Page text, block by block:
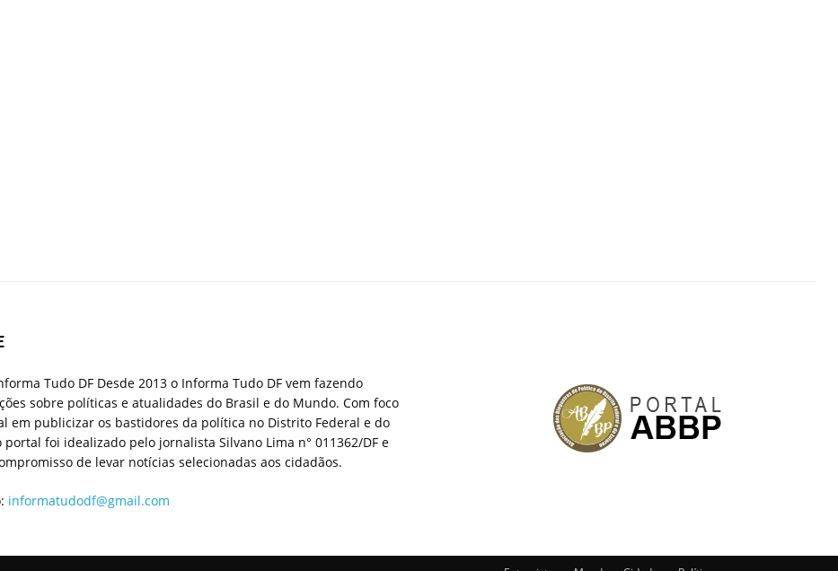
Tudo DF Desde 2013 o Informa Tudo DF vem fazendo
sobre políticas e atualidades do Brasil e do Mundo. Com foco
em publicizar os bastidores da política no Distrito Federal e do
portal foi idealizado pelo jornalista Silvano Lima n° 011362/DF e
de levar notícias selecionadas aos cidadãos.
informatudodf@gmail.com